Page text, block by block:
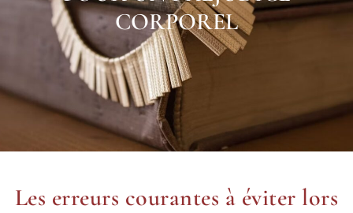
CORPOREL
Les erreurs courantes à éviter lors